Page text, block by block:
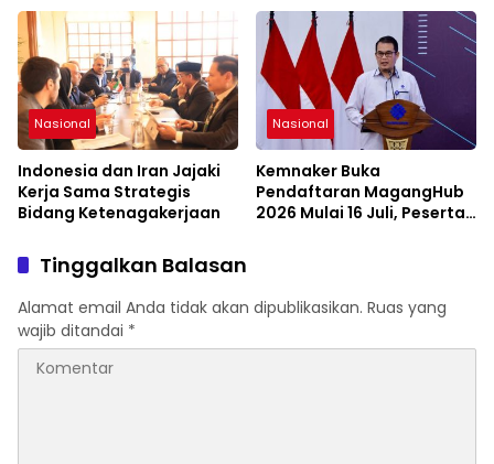
Digital
Nasional
Indonesia dan Iran Jajaki
Kerja Sama Strategis
Bidang Ketenagakerjaan
Nasional
Kemnaker Buka
Pendaftaran MagangHub
2026 Mulai 16 Juli, Peserta
Tinggalkan Balasan
Alamat email Anda tidak akan dipublikasikan. Ruas yang
wajib ditandai *